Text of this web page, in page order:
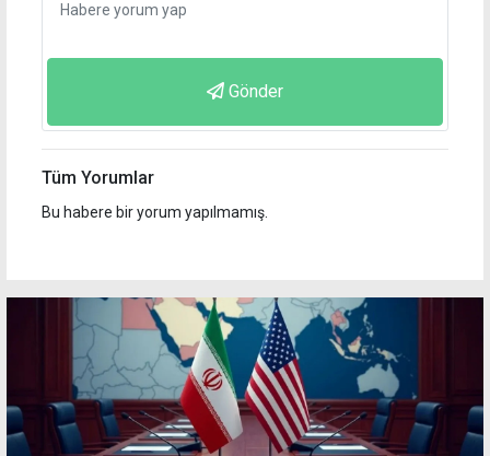
Gönder
Tüm Yorumlar
Bu habere bir yorum yapılmamış.